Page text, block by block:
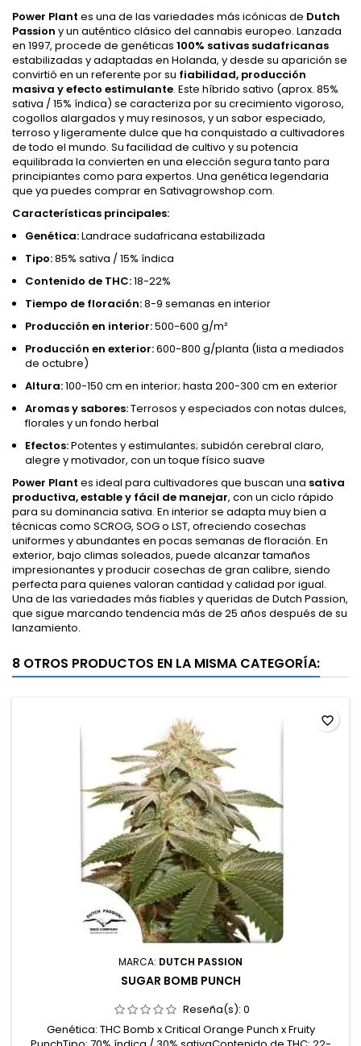
Power Plant es una de las variedades más icónicas de Dutch
Passion y un auténtico clásico del cannabis europeo. Lanzada
en 1997, procede de genéticas 100% sativas sudafricanas
estabilizadas y adaptadas en Holanda, y desde su aparición se
convirtió en un referente por su fiabilidad, producción
masiva y efecto estimulante. Este híbrido sativo (aprox. 85%
sativa / 15% índica) se caracteriza por su crecimiento vigoroso,
cogollos alargados y muy resinosos, y un sabor especiado,
terroso y ligeramente dulce que ha conquistado a cultivadores
de todo el mundo. Su facilidad de cultivo y su potencia
equilibrada la convierten en una elección segura tanto para
principiantes como para expertos. Una genética legendaria
que ya puedes comprar en Sativagrowshop.com.
Características principales:
Genética:Landrace sudafricana estabilizada
Tipo:85% sativa / 15% índica
Contenido de THC:18-22%
Tiempo de floración:8-9 semanas en interior
Producción en interior:500-600 g/m²
Producción en exterior:600-800 g/planta (lista a mediados
de octubre)
Altura:100-150 cm en interior; hasta 200-300 cm en exterior
Aromas y sabores:Terrosos y especiados con notas dulces,
florales y un fondo herbal
Efectos:Potentes y estimulantes; subidón cerebral claro,
alegre y motivador, con un toque físico suave
Power Plant es ideal para cultivadores que buscan una sativa
productiva, estable y fácil de manejar, con un ciclo rápido
para su dominancia sativa. En interior se adapta muy bien a
técnicas como SCROG, SOG o LST, ofreciendo cosechas
uniformes y abundantes en pocas semanas de floración. En
exterior, bajo climas soleados, puede alcanzar tamaños
impresionantes y producir cosechas de gran calibre, siendo
perfecta para quienes valoran cantidad y calidad por igual.
Una de las variedades más fiables y queridas de Dutch Passion,
que sigue marcando tendencia más de 25 años después de su
lanzamiento.
8 OTROS PRODUCTOS EN LA MISMA CATEGORÍA:
MARCA: DUTCH PASSION
SUGAR BOMB PUNCH
Reseña(s): 0
Genética: THC Bomb x Critical Orange Punch x Fruity
favorite_border